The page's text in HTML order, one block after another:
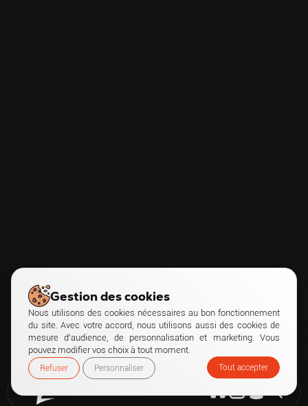
Gestion des cookies
Nous utilisons des cookies nécessaires au bon fonctionnement
du site. Avec votre accord, nous utilisons aussi des cookies de
mesure d’audience, de personnalisation et marketing. Vous
pouvez modifier vos choix à tout moment.
Refuser Personnaliser Tout accepter